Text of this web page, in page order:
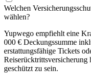
Welchen
wählen?
Yupwego empfiehlt eine
000 € Deckungssumme
erstattungsfähige Tickets
geschützt zu sein.